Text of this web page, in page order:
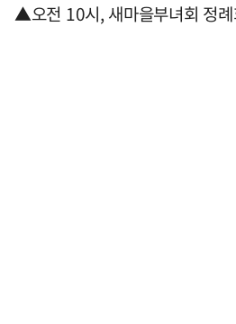
▲오전 10시, 새마을부녀회 정